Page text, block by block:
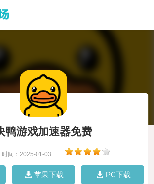
鸭游戏加速器免费
时间：2025-01-03
苹果下载 PC下载